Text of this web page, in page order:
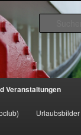
Veranstaltungen
Urlaubsbilder